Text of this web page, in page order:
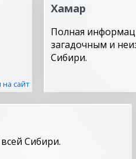
сайт
Хамар
Полная
загадочным и
Сибири.
Сибири.